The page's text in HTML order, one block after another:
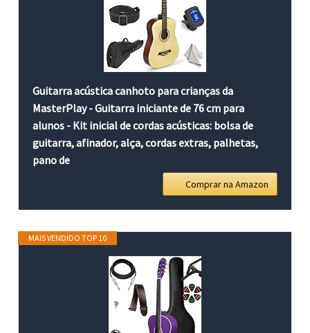
Guitarra acústica canhoto para crianças da
MasterPlay - Guitarra iniciante de 76 cm para
alunos - Kit inicial de cordas acústicas: bolsa de
guitarra, afinador, alça, cordas extras, palhetas,
pano de
Comprar na Amazon
MAIS VENDIDO TOP 10